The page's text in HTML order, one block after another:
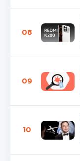
08
09
10